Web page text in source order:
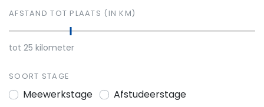
AFSTAND TOT PLAATS (IN KM)
tot 25 kilometer
SOORT STAGE
Meewerkstage Afstudeerstage